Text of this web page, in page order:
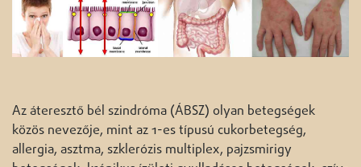
Az áteresztő bél szindróma (ÁBSZ) olyan betegségek
közös nevezője, mint az 1-es típusú cukorbetegség,
allergia, asztma, szklerózis multiplex, pajzsmirigy